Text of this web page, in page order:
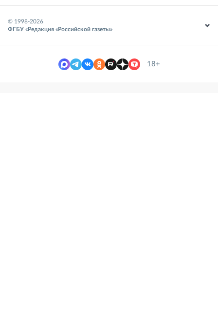
© 1998-2026
ФГБУ «Редакция «Российской газеты»
18+